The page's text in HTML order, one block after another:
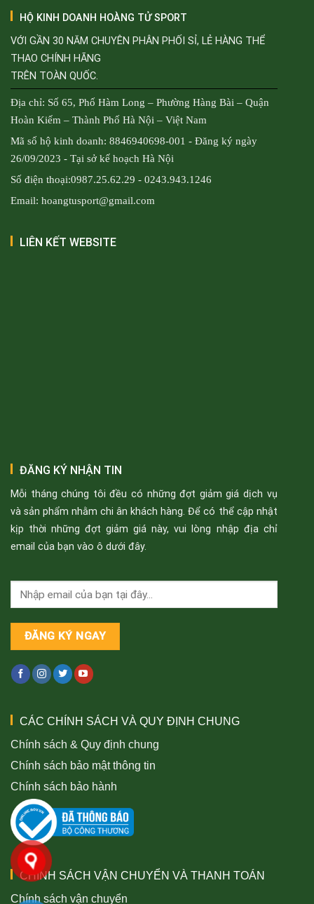
HỘ KINH DOANH HOÀNG TỬ SPORT
VỚI GẦN 30 NĂM CHUYÊN PHÂN PHỐI SỈ, LẺ HÀNG THỂ
THAO CHÍNH HÃNG
TRÊN TOÀN QUỐC.
Địa chỉ: Số 65, Phố Hàm Long – Phường Hàng Bài – Quận
Hoàn Kiếm – Thành Phố Hà Nội – Việt Nam
Mã số hộ kinh doanh: 8846940698-001 - Đăng ký ngày
26/09/2023 - Tại sở kế hoạch Hà Nội
Số điện thoại:0987.25.62.29 - 0243.943.1246
Email: hoangtusport@gmail.com
LIÊN KẾT WEBSITE
ĐĂNG KÝ NHẬN TIN
Mỗi tháng chúng tôi đều có những đợt giảm giá dịch vụ
và sản phẩm nhằm chi ân khách hàng. Để có thể cập nhật
kịp thời những đợt giảm giá này, vui lòng nhập địa chỉ
email của bạn vào ô dưới đây.
CÁC CHÍNH SÁCH VÀ QUY ĐỊNH CHUNG
Chính sách & Quy định chung
Chính sách bảo mật thông tin
Chính sách bảo hành
CHÍNH SÁCH VẬN CHUYỂN VÀ THANH TOÁN
Chính sách vận chuyển